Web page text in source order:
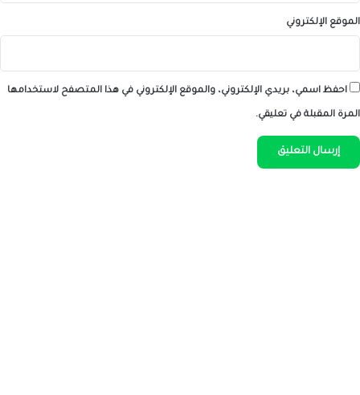
الموقع الإلكتروني
احفظ اسمي، بريدي الإلكتروني، والموقع الإلكتروني في هذا المتصفح لاستخدامها
المرة المقبلة في تعليقي.